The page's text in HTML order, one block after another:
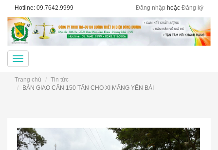
Hotline: 09.7642.9999 Đăng nhập hoặc Đăng ký
Menu
Trang chủ
Tin tức
BÀN GIAO CÂN 150 TẤN CHO XI MĂNG YÊN BÁI